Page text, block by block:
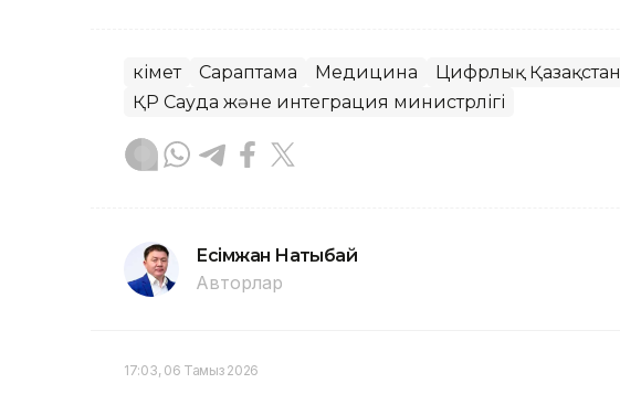
Үкімет Сараптама Медицина
Цифрлық Қазақстан
ҚР Сауда және интеграция министрлігі
Есімжан Нақтыбай
Авторлар
17:03, 06 Тамыз 2026